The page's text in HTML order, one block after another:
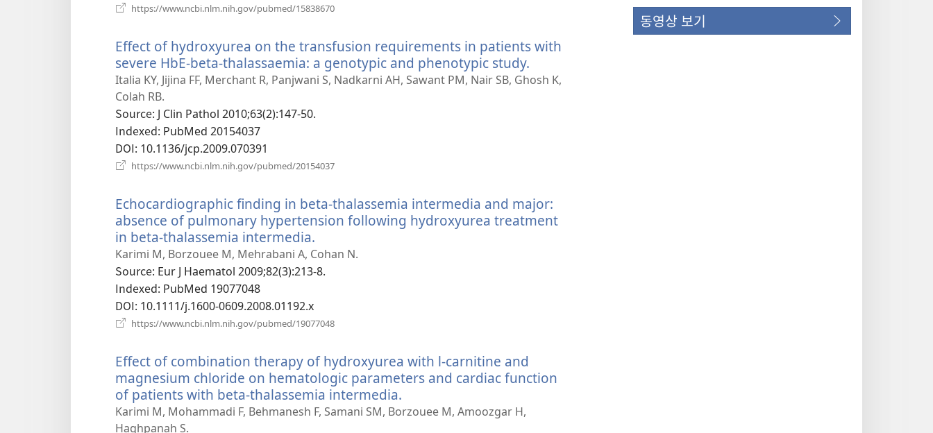
https://www.ncbi.nlm.nih.gov/pubmed/15838670
창
열
기)
Effect of hydroxyurea on the transfusion requirements in patients with
severe HbE-beta-thalassaemia: a genotypic and phenotypic study.
로
Italia KY, Jijina FF, Merchant R, Panjwani S, Nadkarni AH, Sawant PM, Nair SB, Ghosh K,
Colah RB.
Source‎: J Clin Pathol 2010;63(2):147-50.
Indexed‎: PubMed 20154037
DOI‎: 10.1136/jcp.2009.070391
https://www.ncbi.nlm.nih.gov/pubmed/20154037
창
열
기)
Echocardiographic finding in beta-thalassemia intermedia and major:
absence of pulmonary hypertension following hydroxyurea treatment
in beta-thalassemia intermedia.
로
운
기)
Karimi M, Borzouee M, Mehrabani A, Cohan N.
Source‎: Eur J Haematol 2009;82(3):213-8.
Indexed‎: PubMed 19077048
DOI‎: 10.1111/j.1600-0609.2008.01192.x
https://www.ncbi.nlm.nih.gov/pubmed/19077048
창
열
기)
Effect of combination therapy of hydroxyurea with l-carnitine and
magnesium chloride on hematologic parameters and cardiac function
of patients with beta-thalassemia intermedia.
로
Karimi M, Mohammadi F, Behmanesh F, Samani SM, Borzouee M, Amoozgar H,
Haghpanah S.
동영상 보기